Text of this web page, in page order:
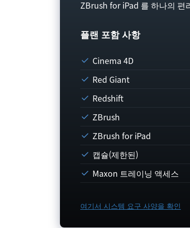
ZBrush for iPad 를 하나의 편
플랜 포함 사항
Cinema 4D
Red Giant
Redshift
ZBrush
ZBrush for iPad
캡슐(제한된)
Maxon 트레이닝 액세스
여기서 시스템 요구 사양을 확인